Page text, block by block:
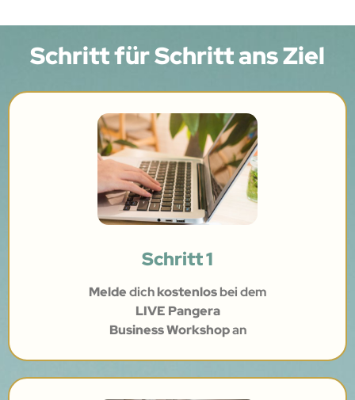
Schritt für Schritt ans Ziel
Schritt 1
Meldedichkostenlosbei dem
LIVE Pangera
Business Workshopan